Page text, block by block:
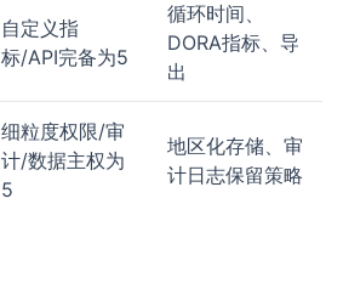
自定义指
标/API完备为5
循环时间、
DORA指标、导
出
细粒度权限/审
计/数据主权为
5
地区化存储、审
计日志保留策略